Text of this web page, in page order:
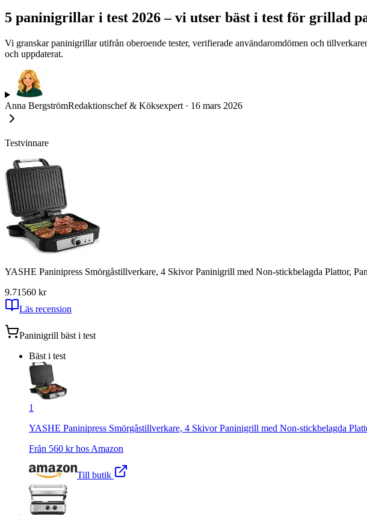
5 paninigrillar i test 2026 – vi utser bäst i test för grillad
Vi granskar paninigrillar utifrån oberoende tester, verifierade användaromdömen och
och uppdaterat.
Anna BergströmRedaktionschef & Köksexpert · 16 mars 2026
Testvinnare
YASHE Paninipress Smörgåstillverkare, 4 Skivor Paninigrill med Non-stickbelagda Plattor,
9.71 560 kr
Läs recension
Paninigrill bäst i test
Bäst i test
1
YASHE Paninipress Smörgåstillverkare, 4 Skivor Paninigrill med Non-stickbelagda
Från 560 kr hos Amazon
Till butik